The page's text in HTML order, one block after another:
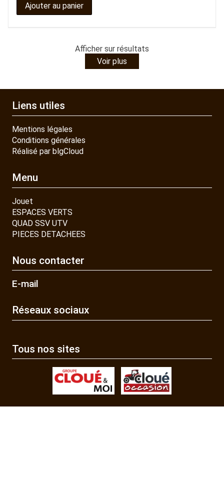
Ajouter au panier
Afficher sur résultats
Voir plus
Liens utiles
Mentions légales
Conditions générales
Réalisé par blgCloud
Menu
Jouet
ESPACES VERTS
QUAD SSV UTV
PIECES DETACHEES
Nous contacter
E-mail
Réseaux sociaux
Tous nos sites